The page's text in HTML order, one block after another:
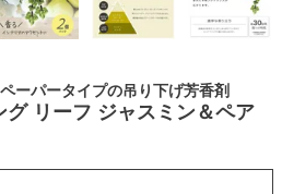
ーパータイプの吊り下げ芳香剤
リーフ ジャスミン＆ペア